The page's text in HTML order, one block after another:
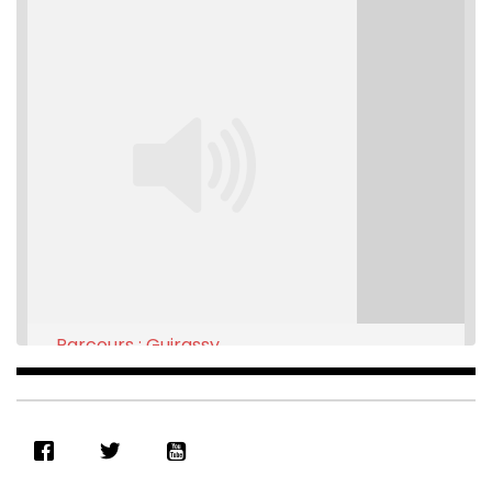
RSS FEED
Parcours : Guirassy
Feb 16, 2021 • 28:08